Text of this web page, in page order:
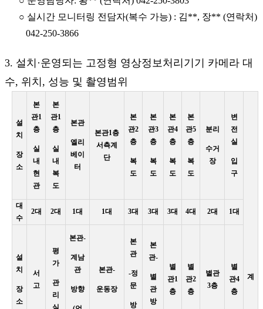
○ 실시간 모니터링 전담자(복수 가능) : 김**, 장** (연락처)
042-250-3866
3. 설치·운영되는 고정형 영상정보처리기기 카메라 대
수, 위치, 성능 및 촬영범위
설
치
장
소
본
관1
층
실
내
현
관
본
관1
층
실
내
복
도
본관
엘리
베이
터
본관1층
서측계
단
본
관2
층
복
도
본
관3
층
복
도
본
관4
층
복
도
본
관5
층
복
도
분리
수거
장
변
전
실
입
구
계
대
수
2대 2대 1대 1대 3대 3대 3대 4대 2대 1대
설
치
장
소
서
고
평
가
관
리
실
본관-
계남
관
방향
본관-
운동장
본
관
-정
문
방
본
관-
별
관
방
별
관1
층
별
관2
층
별관
3층
별
관4
층